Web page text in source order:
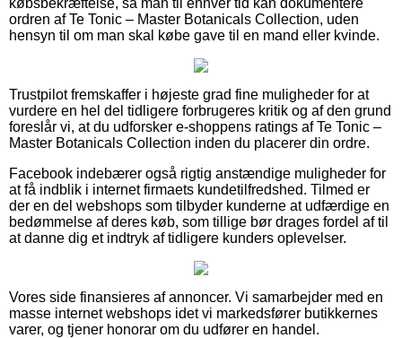
ordren af Te Tonic – Master Botanicals Collection, uden
hensyn til om man skal købe gave til en mand eller kvinde.
Trustpilot fremskaffer i højeste grad fine muligheder for at
vurdere en hel del tidligere forbrugeres kritik og af den grund
foreslår vi, at du udforsker e-shoppens ratings af Te Tonic –
Master Botanicals Collection inden du placerer din ordre.
Facebook indebærer også rigtig anstændige muligheder for
at få indblik i internet firmaets kundetilfredshed. Tilmed er
der en del webshops som tilbyder kunderne at udfærdige en
bedømmelse af deres køb, som tillige bør drages fordel af til
at danne dig et indtryk af tidligere kunders oplevelser.
Vores side finansieres af annoncer. Vi samarbejder med en
masse internet webshops idet vi markedsfører butikkernes
varer, og tjener honorar om du udfører en handel.